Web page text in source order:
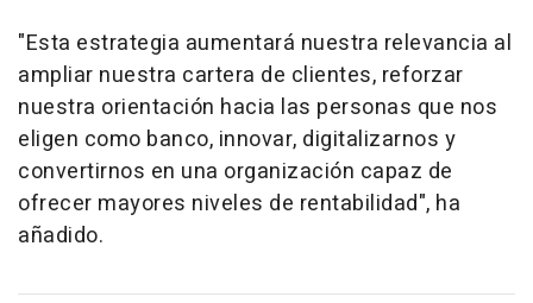
"Esta estrategia aumentará nuestra relevancia al
ampliar nuestra cartera de clientes, reforzar
nuestra orientación hacia las personas que nos
eligen como banco, innovar, digitalizarnos y
convertirnos en una organización capaz de
ofrecer mayores niveles de rentabilidad", ha
añadido.